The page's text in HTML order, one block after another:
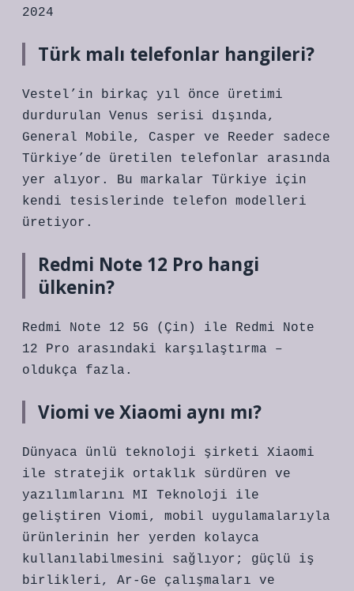
2024
Türk malı telefonlar hangileri?
Vestel’in birkaç yıl önce üretimi
durdurulan Venus serisi dışında,
General Mobile, Casper ve Reeder sadece
Türkiye’de üretilen telefonlar arasında
yer alıyor. Bu markalar Türkiye için
kendi tesislerinde telefon modelleri
üretiyor.
Redmi Note 12 Pro hangi
ülkenin?
Redmi Note 12 5G (Çin) ile Redmi Note
12 Pro arasındaki karşılaştırma –
oldukça fazla.
Viomi ve Xiaomi aynı mı?
Dünyaca ünlü teknoloji şirketi Xiaomi
ile stratejik ortaklık sürdüren ve
yazılımlarını MI Teknoloji ile
geliştiren Viomi, mobil uygulamalarıyla
ürünlerinin her yerden kolayca
kullanılabilmesini sağlıyor; güçlü iş
birlikleri, Ar-Ge çalışmaları ve